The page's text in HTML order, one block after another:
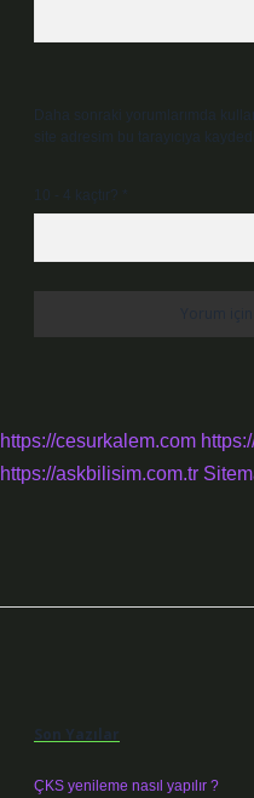
Daha sonraki yorumlarımda
site adresim bu tarayıcıya
10 - 4 kaçtır?
https://cesurkalem.com
https://askbilisim.com.tr
Son Yazılar
ÇKS yenileme nasıl yapılır ?